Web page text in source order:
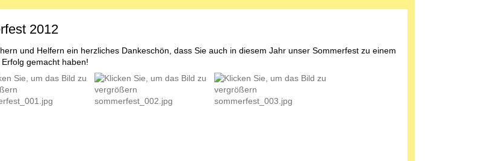
2012
und Helfern ein herzliches Dankeschön, dass Sie auch in diesem Jahr unser Sommerfest zu einem
gemacht haben!